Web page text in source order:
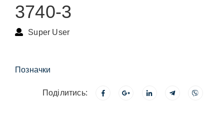
3740-3
Super User
Позначки
Поділитись: